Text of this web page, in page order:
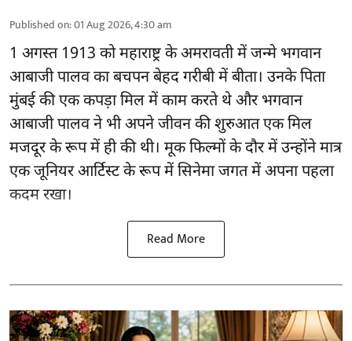
Published on:01 Aug 2026, 4:30 am
1 अगस्त 1913 को महाराष्ट्र के अमरावती में जन्मे भगवान
आबाजी पालव का बचपन बेहद गरीबी में बीता। उनके पिता
मुंबई की एक कपड़ा मिल में काम करते थे और भगवान
आबाजी पालव ने भी अपने जीवन की शुरुआत एक मिल
मजदूर के रूप में ही की थी। मूक फिल्मों के दौर में उन्होंने मात्र
एक जूनियर आर्टिस्ट के रूप में सिनेमा जगत में अपना पहला
कदम रखा।
Read More